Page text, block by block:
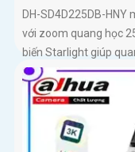
DH-SD4D225DB-
với zoom quang học
biến Starlight giúp
sáng yếu Tầm nhìn
ấm 50m giúp hình
chống nước IP67